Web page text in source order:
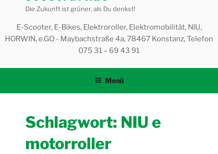
Die Zukunft ist grüner, als Du denkst!
E-Scooter, E-Bikes, Elektroroller, Elektromobilität, NIU,
HORWIN, e.GO - Maybachstraße 4a, 78467 Konstanz, Telefon
075 31 – 69 43 91
Menü
Schlagwort: NIU e
motorroller